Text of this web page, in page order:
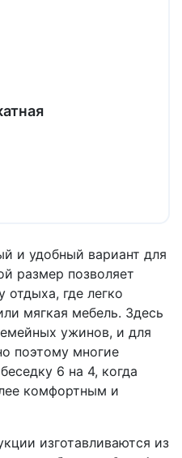
и удобный вариант для
размер позволяет
отдыха, где легко
мягкая мебель. Здесь
ужинов, и для
поэтому многие
6 на 4, когда
комфортным и
изготавливаются из